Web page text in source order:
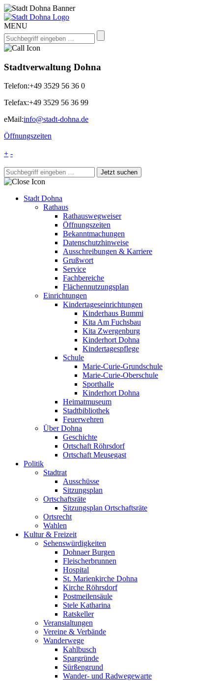
MENU
Stadtverwaltung Dohna
Telefon:+49 3529 56 36 0
Telefax:+49 3529 56 36 99
eMail:info@stadt-dohna.de
Öffnungszeiten
+ -
Stadt Dohna
Rathaus
Rathauswegweiser
Öffnungszeiten
Bekanntmachungen
Datenschutzhinweise
Ausschreibungen & Karriere
Grußwort
Service
Fachbereiche
Flächennutzungsplan
Einrichtungen
Kindertageseinrichtungen
Kinderhaus Bummi
Kita Am Fuchsbau
Kita Zwergenburg
Kinderhort Dohna
Kindertagespflege
Schule
Marie-Curie-Grundschule
Marie-Curie-Oberschule
Sporthalle
Kinderhort Dohna
Heimatmuseum
Stadtbibliothek
Feuerwehren
Über Dohna
Geschichte
Ortschaft Röhrsdorf
Ortschaft Meusegast
Politik
Stadtrat
Ausschüsse
Sitzungsplan
Ortschaftsräte
Sitzungsplan Ortschaftsräte
Ortsrecht
Wahlen
Kultur & Freizeit
Sehenswürdigkeiten
Dohnaer Burgen
Fleischerbrunnen
Hospital
St. Marienkirche Dohna
Kirche Röhrsdorf
Postmeilensäule
Stele Katharina
Ratskeller
Veranstaltungen
Vereine & Verbände
Wanderwege
Kahlbusch
Spargründe
Sürßengrund
Wander- und Radwegewarte